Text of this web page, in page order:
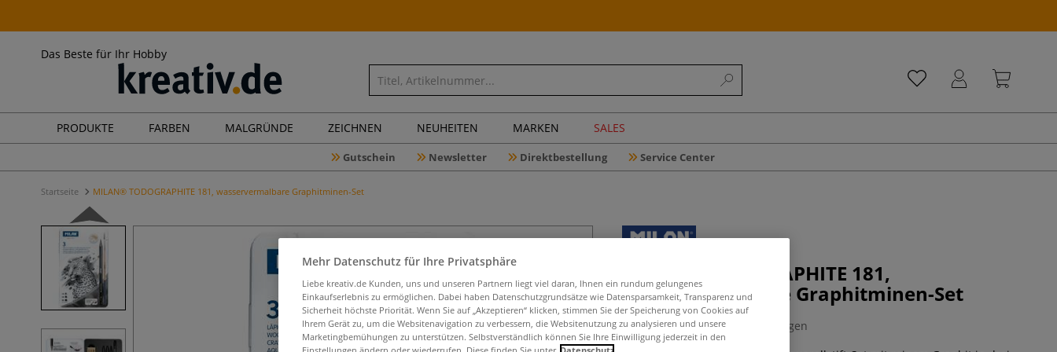
Das Beste für Ihr Hobby
PRODUKTE FARBEN MALGRÜNDE ZEICHNEN NEUHEITEN MARKEN SALES
Gutschein Newsletter Direktbestellung Service Center
Startseite MILAN® TODOGRAPHITE 181, wasservermalbare Graphitminen-Set
MILAN® TODOGRAPHITE 181,
wasservermalbare Graphitminen-Set
0 Bewertungen
Mehr Datenschutz für Ihre Privatsphäre
Liebe kreativ.de Kunden, uns und unseren Partnern liegt viel daran, Ihnen ein rundum gelungenes
Einkaufserlebnis zu ermöglichen. Dabei haben Datenschutzgrundsätze wie Datensparsamkeit, Transparenz und
Sicherheit höchste Priorität. Wenn Sie auf „Akzeptieren“ klicken, stimmen Sie der Speicherung von Cookies auf
Ihrem Gerät zu, um die Websitenavigation zu verbessern, die Websitenutzung zu analysieren und unsere
Marketingbemühungen zu unterstützen. Selbstverständlich können Sie Ihre Einwilligung jederzeit in den